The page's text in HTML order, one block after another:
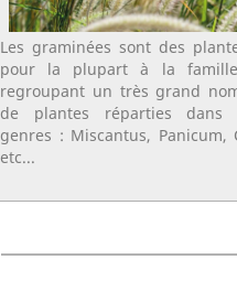
Les graminées sont des
pour la plupart à la famille
regroupant un très grand
de plantes réparties dans
genres : Miscantus, Panicum,
etc...